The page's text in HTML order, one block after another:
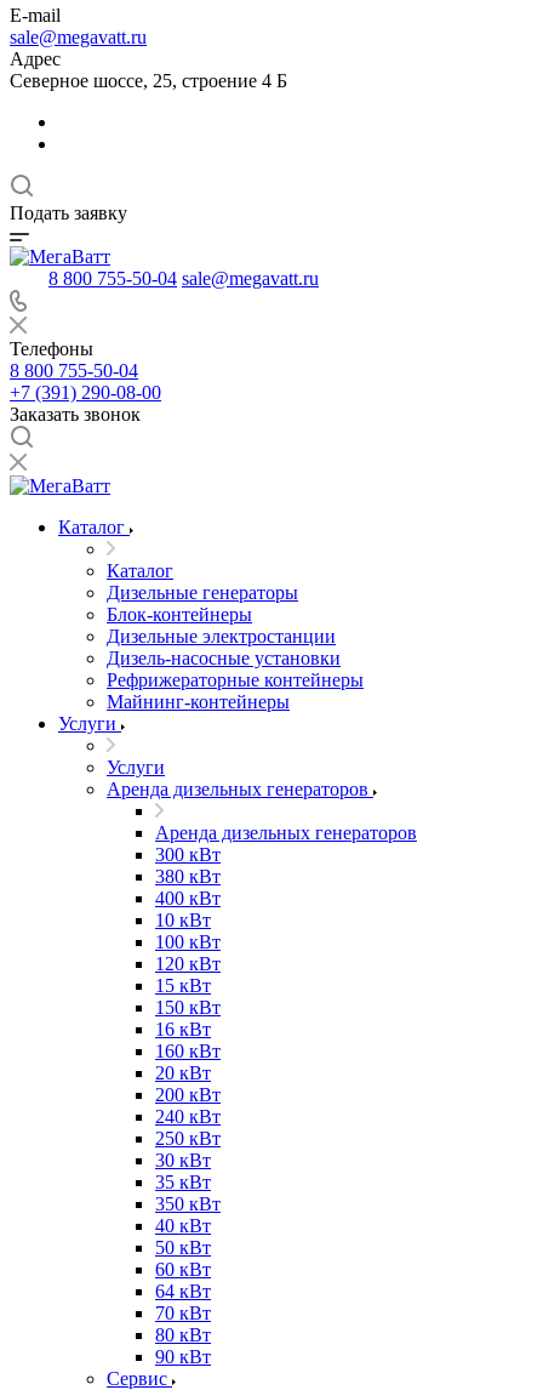
E-mail
sale@megavatt.ru
Адрес
Северное шоссе, 25, строение 4 Б
Подать заявку
8 800 755-50-04 sale@megavatt.ru
Телефоны
8 800 755-50-04
+7 (391) 290-08-00
Заказать звонок
Каталог
Каталог
Дизельные генераторы
Блок-контейнеры
Дизельные электростанции
Дизель-насосные установки
Рефрижераторные контейнеры
Майнинг-контейнеры
Услуги
Услуги
Аренда дизельных генераторов
Аренда дизельных генераторов
300 кВт
380 кВт
400 кВт
10 кВт
100 кВт
120 кВт
15 кВт
150 кВт
16 кВт
160 кВт
20 кВт
200 кВт
240 кВт
250 кВт
30 кВт
35 кВт
350 кВт
40 кВт
50 кВт
60 кВт
64 кВт
70 кВт
80 кВт
90 кВт
Сервис